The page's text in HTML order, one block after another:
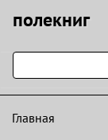
полекниг
Главная